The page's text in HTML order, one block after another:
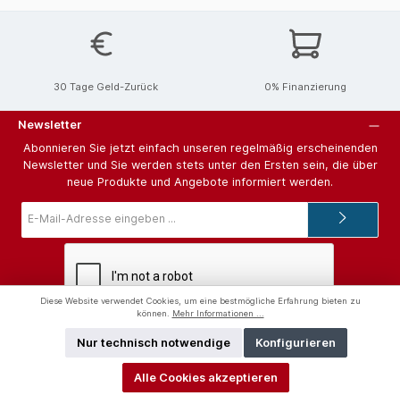
30 Tage Geld-Zurück 0% Finanzierung
Newsletter
Abonnieren Sie jetzt einfach unseren regelmäßig erscheinenden
Newsletter und Sie werden stets unter den Ersten sein, die über
neue Produkte und Angebote informiert werden.
Mail-
Unterstützung und Beratung unter:
Diese Website verwendet Cookies, um eine bestmögliche Erfahrung bieten zu
können.
Mehr Informationen ...
Nur technisch notwendige Konfigurieren
Alle Cookies akzeptieren